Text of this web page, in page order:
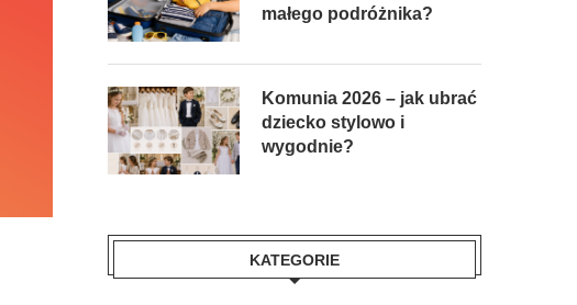
małego podróżnika?
Komunia 2026 – jak ubrać
dziecko stylowo i
wygodnie?
KATEGORIE